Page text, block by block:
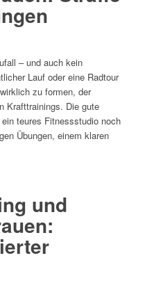
– und auch kein
Lauf oder eine Radtour
zu formen, der
Krafttrainings. Die gute
teures Fitnessstudio noch
Übungen, einem klaren
und